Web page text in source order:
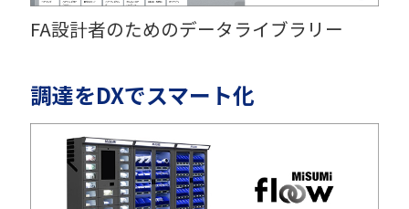
FA設計者のためのデータライブラリー
調達をDXでスマート化